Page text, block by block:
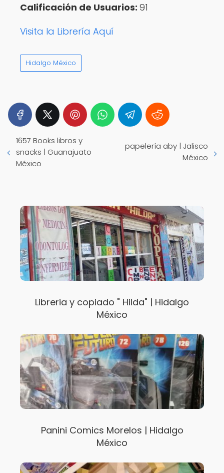
Calificación de Usuarios: 91
Visita la Librería Aquí
Hidalgo México
1657 Books libros y
snacks | Guanajuato
México
papelería aby | Jalisco
México
Libreria y copiado " Hilda" | Hidalgo
México
Panini Comics Morelos | Hidalgo
México